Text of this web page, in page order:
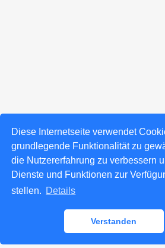
Diese Internetseite verwendet
grundlegende Funktionalität zu
die Nutzererfahrung zu verbessern
Dienste und Funktionen zur
stellen. Details
Verstanden